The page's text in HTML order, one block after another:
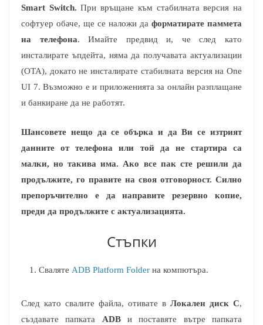
Smart Switch.При връщане към стабилната версия на
софтуер обаче, ще се наложи да форматирате паммета
на телефона. Имайте предвид и, че след като
инсталирате ъпдейта, няма да получавата актуализации
(OTA), докато не инсталирате стабилната версия на One
UI 7. Възможно е и приложенията за онлайн разплащане
и банкиране да не работят.
Шансовете нещо да се обърка и да Ви се изтрият
данните от телефона или той да не стартира са
малки, но такива има. Ако все пак сте решили да
продължите, го правите на своя отговорност. Силно
препоръчително е да направите резервно копие,
преди да продължите с актуализацията.
Стъпки
Сваляте ADB Platform Folder на компютъра.
След като свалите файла, отивате в Локален диск C,
създавате папката ADBи поставяте вътре папката